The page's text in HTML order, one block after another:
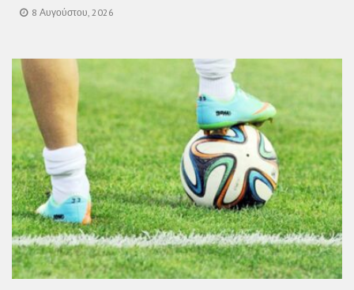
8 Αυγούστου, 2026